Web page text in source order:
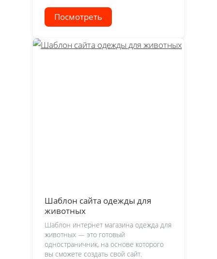
Посмотреть
Шаблон сайта одежды для
животных
Шаблон интернет магазина одежда для
животных — это готовый
одностраничник, на основе которого
вы сможете создать свой сайт.